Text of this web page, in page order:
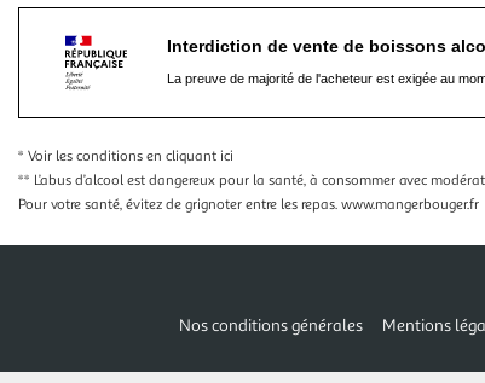
Interdiction de vente de boissons
La preuve de majorité de l'acheteur est exigée au
* Voir les conditions en cliquant ici
** L’abus d’alcool est dangereux pour la santé, à consommer avec
Pour votre santé, évitez de grignoter entre les repas. www.mangerbouger.fr
Nos conditions générales Mentions